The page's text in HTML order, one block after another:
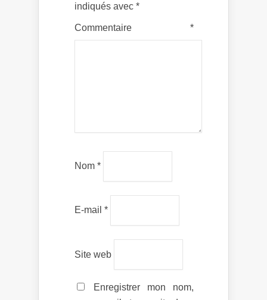
indiqués avec *
Commentaire *
Nom *
E-mail *
Site web
Enregistrer mon nom,